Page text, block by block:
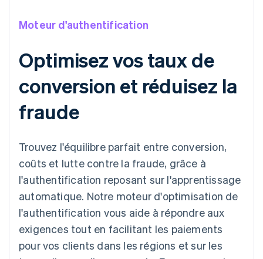
Moteur d'authentification
Optimisez vos taux de
conversion et réduisez la
fraude
Trouvez l'équilibre parfait entre conversion,
coûts et lutte contre la fraude, grâce à
l'authentification reposant sur l'apprentissage
automatique. Notre moteur d'optimisation de
l'authentification vous aide à répondre aux
exigences tout en facilitant les paiements
pour vos clients dans les régions et sur les